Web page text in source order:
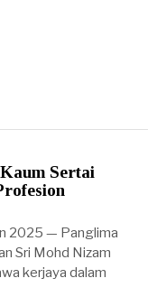
Sertai
2025 — Panglima
Sri Mohd Nizam
kerjaya dalam